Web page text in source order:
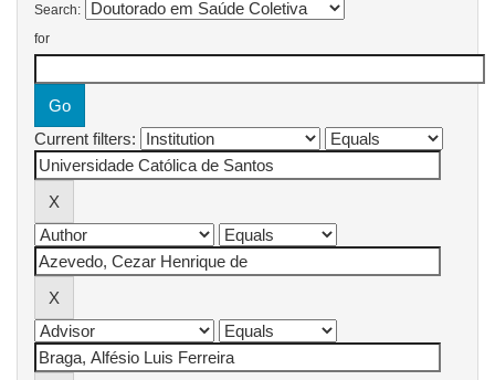
Search:
for
Current filters: